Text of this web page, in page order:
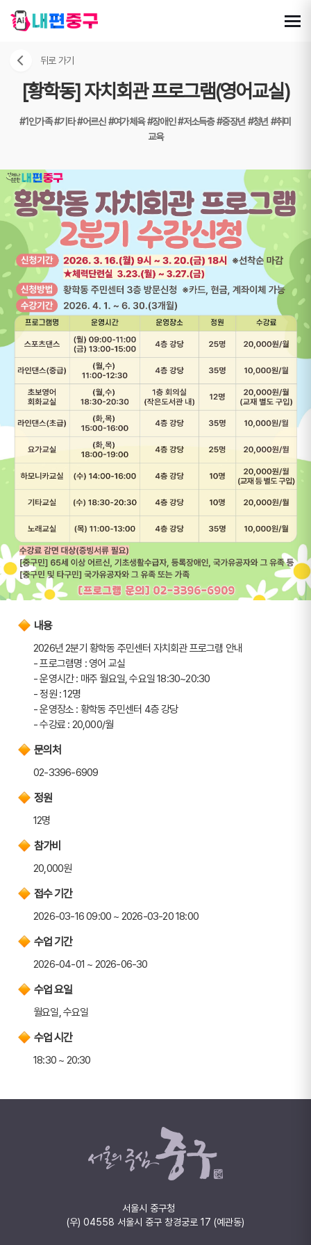
뒤로 가기
[황학동] 자치회관 프로그램(영어교실)
#1인가족#기타#어르신#여가체육#장애인#저소득층#중장년#청년#취미
교육
내용
2026년 2분기 황학동 주민센터 자치회관 프로그램 안내
- 프로그램명 : 영어 교실
- 운영시간 : 매주 월요일, 수요일 18:30~20:30
- 정원 : 12명
- 운영장소 : 황학동 주민센터 4층 강당
- 수강료 : 20,000/월
문의처
02-3396-6909
정원
12명
참가비
20,000원
접수 기간
2026-03-16 09:00 ~ 2026-03-20 18:00
수업 기간
2026-04-01 ~ 2026-06-30
수업 요일
월요일, 수요일
수업 시간
18:30 ~ 20:30
서울시 중구청
(우) 04558 서울시 중구 창경궁로 17 (예관동)